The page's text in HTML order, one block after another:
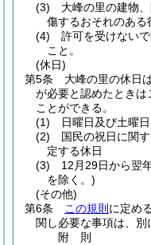
(3)
大峰の里の建物
傷するおそれのある
(4)
許可を受けない
こと。
(休日)
第5条
大峰の里の休日
が必要と認めたとき
ことができる。
(1)
日曜日及び土曜日
(2)
国民の祝日に関
定する休日
(3)
12月29日から翌
を除く。)
(その他)
第6条
この規則 に定め
関し必要な事項は、別
附 則